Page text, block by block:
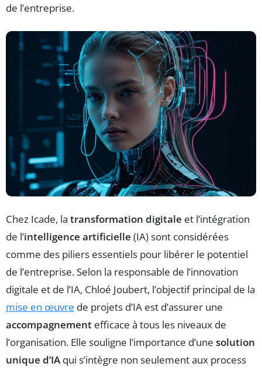
de l’entreprise.
Chez Icade, la transformation digitale et l’intégration
de l’intelligence artificielle (IA) sont considérées
comme des piliers essentiels pour libérer le potentiel
de l’entreprise. Selon la responsable de l’innovation
digitale et de l’IA, Chloé Joubert, l’objectif principal de la
mise en œuvre de projets d’IA est d’assurer une
accompagnement efficace à tous les niveaux de
l’organisation. Elle souligne l’importance d’une solution
unique d’IA qui s’intègre non seulement aux process